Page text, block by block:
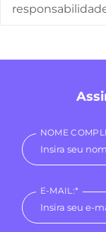
NOME
E-MAIL:*